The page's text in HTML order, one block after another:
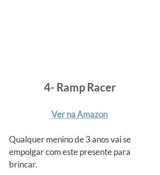
4- Ramp Racer
Ver na Amazon
Qualquer menino de 3 anos vai se
empolgar com este presente para
brincar.